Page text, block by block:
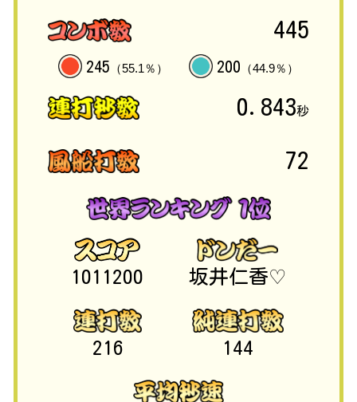
445
245 （55.1％） 200 （44.9％）
0.843秒
72
1011200 坂井仁香♡
216 144